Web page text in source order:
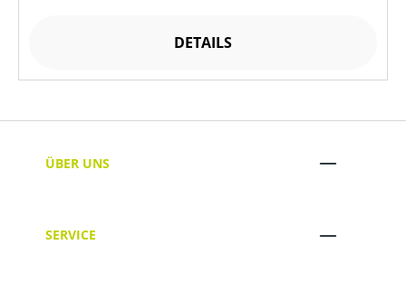
DETAILS
ÜBER UNS
SERVICE